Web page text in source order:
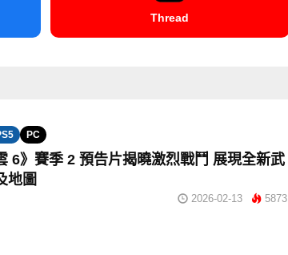
Thread
PC
6》賽季 2 預告片揭曉激烈戰鬥 展現全新武
地圖
2026-02-13 5873